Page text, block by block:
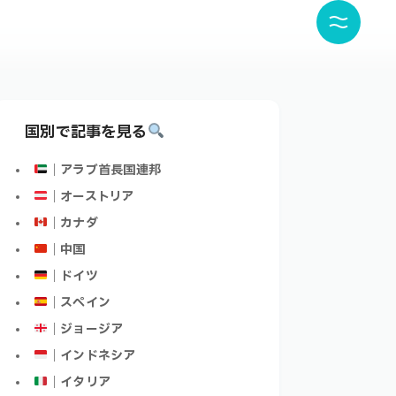
国別で記事を見る
｜アラブ首長国連邦
｜オーストリア
｜カナダ
｜中国
｜ドイツ
｜スペイン
｜ジョージア
｜インドネシア
｜イタリア